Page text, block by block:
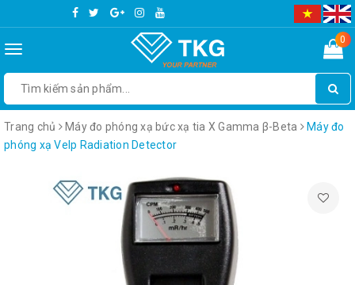
Toggle
0
Trang chủ Máy đo phóng xạ bức xạ tia X Gamma β-Beta
Máy đo
phóng xạ Velp Radiation Detector